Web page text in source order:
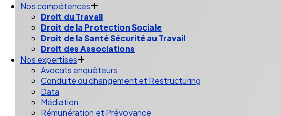
Nos compétences
Droit du Travail
Droit de la Protection Sociale
Droit de la Santé Sécurité au Travail
Droit des Associations
Nos expertises
Avocats enquêteurs
Conduite du changement et Restructuring
Data
Médiation
Rémunération et Prévoyance